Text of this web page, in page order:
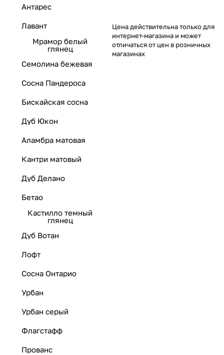
Антарес
Лавант
Мрамор белый
глянец
Семолина бежевая
Сосна Пандероса
Бискайская сосна
Дуб Юкон
Аламбра матовая
Кантри матовый
Дуб Делано
Бетао
Кастилло темный
глянец
Дуб Вотан
Лофт
Сосна Онтарио
Урбан
Урбан серый
Флагстафф
Прованс
Цена действительна только для
интернет-магазина и может
отличаться от цен в розничных
магазинах